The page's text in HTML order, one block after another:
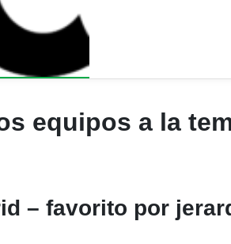
equipos a la
– favorito por